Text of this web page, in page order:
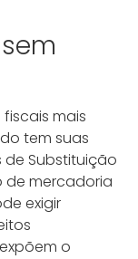
mais
tem suas
de Substituição
de mercadoria
exigir
o